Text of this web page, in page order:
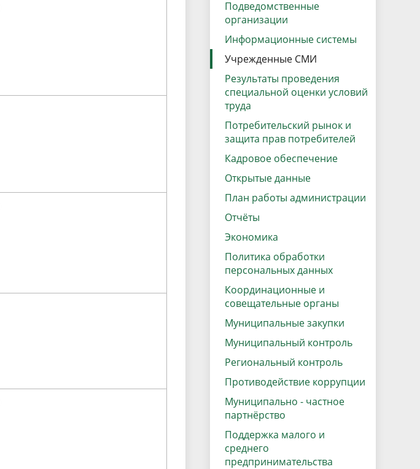
Городская среда
Поддержка малого и среднего
предпринимательства
Подведомственные
организации
Информационные системы
Учрежденные СМИ
Результаты проведения
специальной оценки условий
труда
Потребительский рынок и
защита прав потребителей
Кадровое обеспечение
Открытые данные
План работы администрации
Отчёты
Экономика
Политика обработки
персональных данных
Координационные и
совещательные органы
Муниципальные закупки
Муниципальный контроль
Региональный контроль
Противодействие коррупции
Муниципально - частное
партнёрство
Поддержка малого и
среднего
предпринимательства